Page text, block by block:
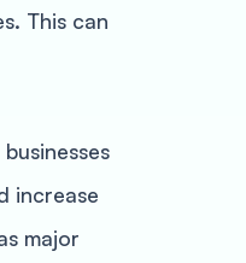
This can
increase
major